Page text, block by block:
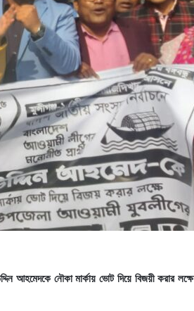
আহমেদকে নৌকা মার্কায় ভোট দিয়ে বিজয়ী করার লক্ষে